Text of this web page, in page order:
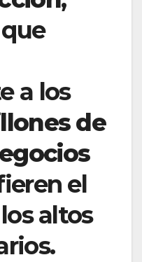
a los
de
el
altos